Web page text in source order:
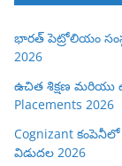
భారత్ పెట్రోలియం
2026
ఉచిత శిక్షణ మరియు
Placements 2026
Cognizant
విడుదల 2026